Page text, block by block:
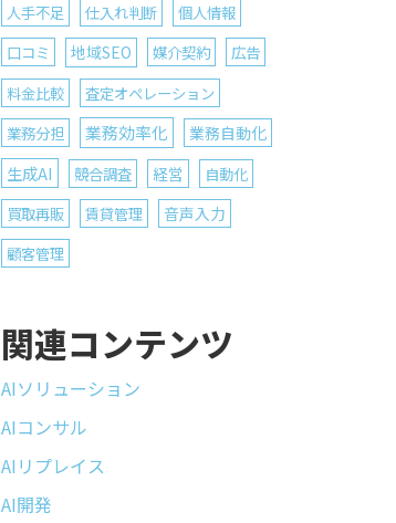
人手不足
仕入れ判断
個人情報
口コミ
地域SEO 媒介契約
広告
料金比較
査定オペレーション
業務分担
業務効率化 業務自動化
生成AI 競合調査 経営
自動化
買取再販
賃貸管理
音声入力
顧客管理
関連コンテンツ
AIソリューション
AIコンサル
AIリプレイス
AI開発